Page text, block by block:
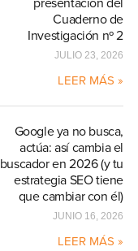
Cuaderno de
Investigación nº 2
JULIO 23, 2026
LEER MÁS »
Google ya no busca,
actúa: así cambia el
buscador en 2026 (y tu
estrategia SEO tiene
que cambiar con él)
JUNIO 16, 2026
LEER MÁS »